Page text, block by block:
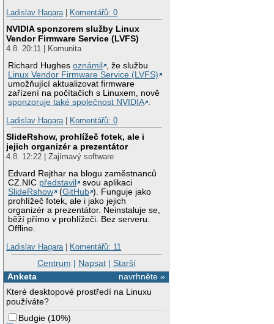
Ladislav Hagara| Komentářů: 0
NVIDIA sponzorem služby Linux
Vendor Firmware Service (LVFS)
4.8. 20:11 | Komunita
Richard Hughesoznámil
, že službu
Linux Vendor Firmware Service (LVFS)
umožňující aktualizovat firmware
zařízení na počítačích s Linuxem, nově
sponzoruje také společnost NVIDIA .
Ladislav Hagara| Komentářů: 0
SlideRshow, prohlížeč fotek, ale i
jejich organizér a prezentátor
4.8. 12:22 | Zajímavý software
Edvard Rejthar na blogu zaměstnanců
CZ.NIC představil
svou aplikaci
SlideRshow
(GitHub ). Funguje jako
prohlížeč fotek, ale i jako jejich
organizér a prezentátor. Neinstaluje se,
běží přímo v prohlížeči. Bez serveru.
Offline.
Ladislav Hagara| Komentářů: 11
Centrum | Napsat| Starší
navrhněte »
Anketa
Které desktopové prostředí na Linuxu
používáte?
Budgie (10%)